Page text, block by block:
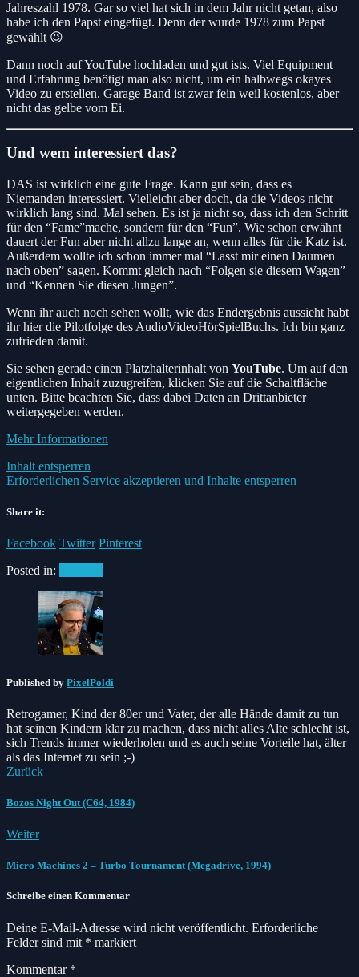
Jahreszahl 1978. Gar so viel hat sich in dem Jahr nicht getan, also
habe ich den Papst eingefügt. Denn der wurde 1978 zum Papst
gewählt 😉
Dann noch auf YouTube hochladen und gut ists. Viel Equipment
und Erfahrung benötigt man also nicht, um ein halbwegs okayes
Video zu erstellen. Garage Band ist zwar fein weil kostenlos, aber
nicht das gelbe vom Ei.
Und wem interessiert das?
DAS ist wirklich eine gute Frage. Kann gut sein, dass es
Niemanden interessiert. Vielleicht aber doch, da die Videos nicht
wirklich lang sind. Mal sehen. Es ist ja nicht so, dass ich den Schritt
für den “Fame”mache, sondern für den “Fun”. Wie schon erwähnt
dauert der Fun aber nicht allzu lange an, wenn alles für die Katz ist.
Außerdem wollte ich schon immer mal “Lasst mir einen Daumen
nach oben” sagen. Kommt gleich nach “Folgen sie diesem Wagen”
und “Kennen Sie diesen Jungen”.
Wenn ihr auch noch sehen wollt, wie das Endergebnis aussieht habt
ihr hier die Pilotfolge des AudioVideoHörSpielBuchs. Ich bin ganz
zufrieden damit.
Sie sehen gerade einen Platzhalterinhalt von YouTube. Um auf den
eigentlichen Inhalt zuzugreifen, klicken Sie auf die Schaltfläche
unten. Bitte beachten Sie, dass dabei Daten an Drittanbieter
weitergegeben werden.
Mehr Informationen
Inhalt entsperren
Erforderlichen Service akzeptieren und Inhalte entsperren
Share it:
Facebook Twitter Pinterest
Posted in:
Published by PixelPoldi
Retrogamer, Kind der 80er und Vater, der alle Hände damit zu tun
hat seinen Kindern klar zu machen, dass nicht alles Alte schlecht ist,
sich Trends immer wiederholen und es auch seine Vorteile hat, älter
als das Internet zu sein ;-)
Zurück
Bozos Night Out (C64, 1984)
Weiter
Micro Machines 2 – Turbo Tournament (Megadrive, 1994)
Schreibe einen Kommentar
Deine E-Mail-Adresse wird nicht veröffentlicht. Erforderliche
Felder sind mit * markiert
Kommentar *